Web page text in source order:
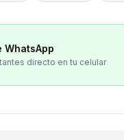
WhatsApp
directo en tu celular